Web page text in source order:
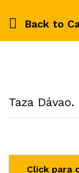
Back to
Taza Dávao.